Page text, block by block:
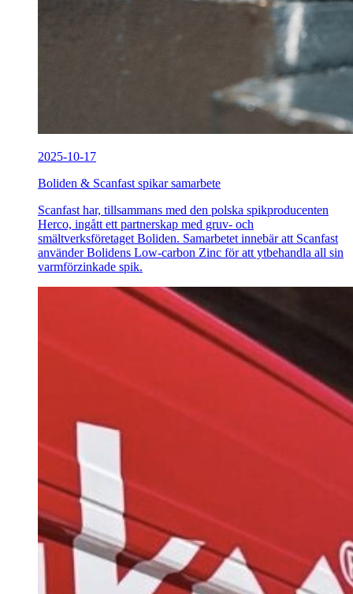
2025-10-17
Boliden & Scanfast spikar samarbete
Scanfast har, tillsammans med den polska spikproducenten
Herco, ingått ett partnerskap med gruv- och
smältverksföretaget Boliden. Samarbetet innebär att Scanfast
använder Bolidens Low-carbon Zinc för att ytbehandla all sin
varmförzinkade spik.